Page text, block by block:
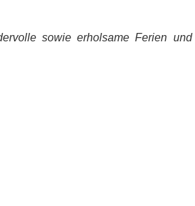
sowie erholsame Ferien